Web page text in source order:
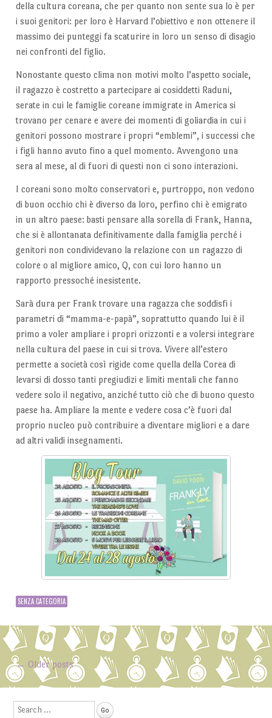
della cultura coreana, che per quanto non sente sua lo è per
i suoi genitori: per loro è Harvard l’obiettivo e non ottenere il
massimo dei punteggi fa scaturire in loro un senso di disagio
nei confronti del figlio.
Nonostante questo clima non motivi molto l’aspetto sociale,
il ragazzo è costretto a partecipare ai cosiddetti Raduni,
serate in cui le famiglie coreane immigrate in America si
trovano per cenare e avere dei momenti di goliardia in cui i
genitori possono mostrare i propri “emblemi”, i successi che
i figli hanno avuto fino a quel momento. Avvengono una
sera al mese, al di fuori di questi non ci sono interazioni.
I coreani sono molto conservatori e, purtroppo, non vedono
di buon occhio chi è diverso da loro, perfino chi è emigrato
in un altro paese: basti pensare alla sorella di Frank, Hanna,
che si è allontanata definitivamente dalla famiglia perché i
genitori non condividevano la relazione con un ragazzo di
colore o al migliore amico, Q, con cui loro hanno un
rapporto pressoché inesistente.
Sarà dura per Frank trovare una ragazza che soddisfi i
parametri di “mamma-e-papà”, soprattutto quando lui è il
primo a voler ampliare i propri orizzonti e a volersi integrare
nella cultura del paese in cui si trova. Vivere all’estero
permette a società così rigide come quella della Corea di
levarsi di dosso tanti pregiudizi e limiti mentali che fanno
vedere solo il negativo, anziché tutto ciò che di buono questo
paese ha. Ampliare la mente e vedere cosa c’è fuori dal
proprio nucleo può contribuire a diventare migliori e a dare
ad altri validi insegnamenti.
SENZA CATEGORIA
Post navigation
← Older posts
Search